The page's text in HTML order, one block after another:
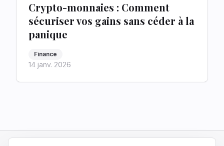
Crypto-monnaies : Comment
sécuriser vos gains sans céder à la
panique
Finance
14 janv. 2026